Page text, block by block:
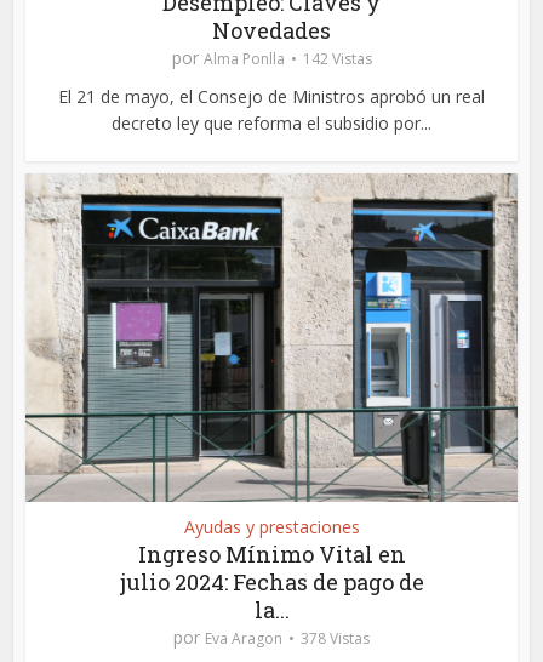
Novedades
por Alma Ponlla 142 Vistas
El 21 de mayo, el Consejo de Ministros aprobó un real
decreto ley que reforma el subsidio por...
Ayudas y prestaciones
Ingreso Mínimo Vital en
julio 2024: Fechas de pago de
la...
por Eva Aragon 378 Vistas